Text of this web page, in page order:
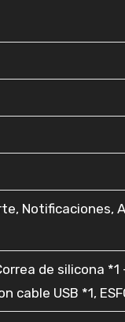
Notificaciones,
de silicona
cable USB *1,